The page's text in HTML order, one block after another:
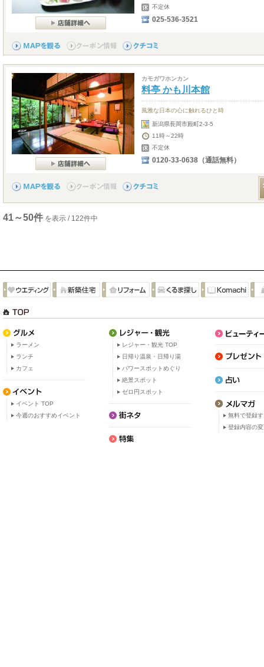
不定休
025-536-3521
カモガワホンカン
料亭 かも川本館
風雅な日本の心に触れるひと時
新潟県長岡市殿町2-3-5
11時～22時
不定休
0120-33-0638（通話無料）
41～50件 を表示 / 122件中
ラーメン
ランチ
カフェ
イベント TOP
今週のおすすめイベント
レジャー・観光 TOP
日帰り温泉・日帰り湯
パワースポットめぐり
絶景スポット
ゼロ円スポット
無料で登録
登録内容の